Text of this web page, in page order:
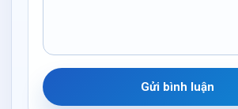
Gửi bình luận